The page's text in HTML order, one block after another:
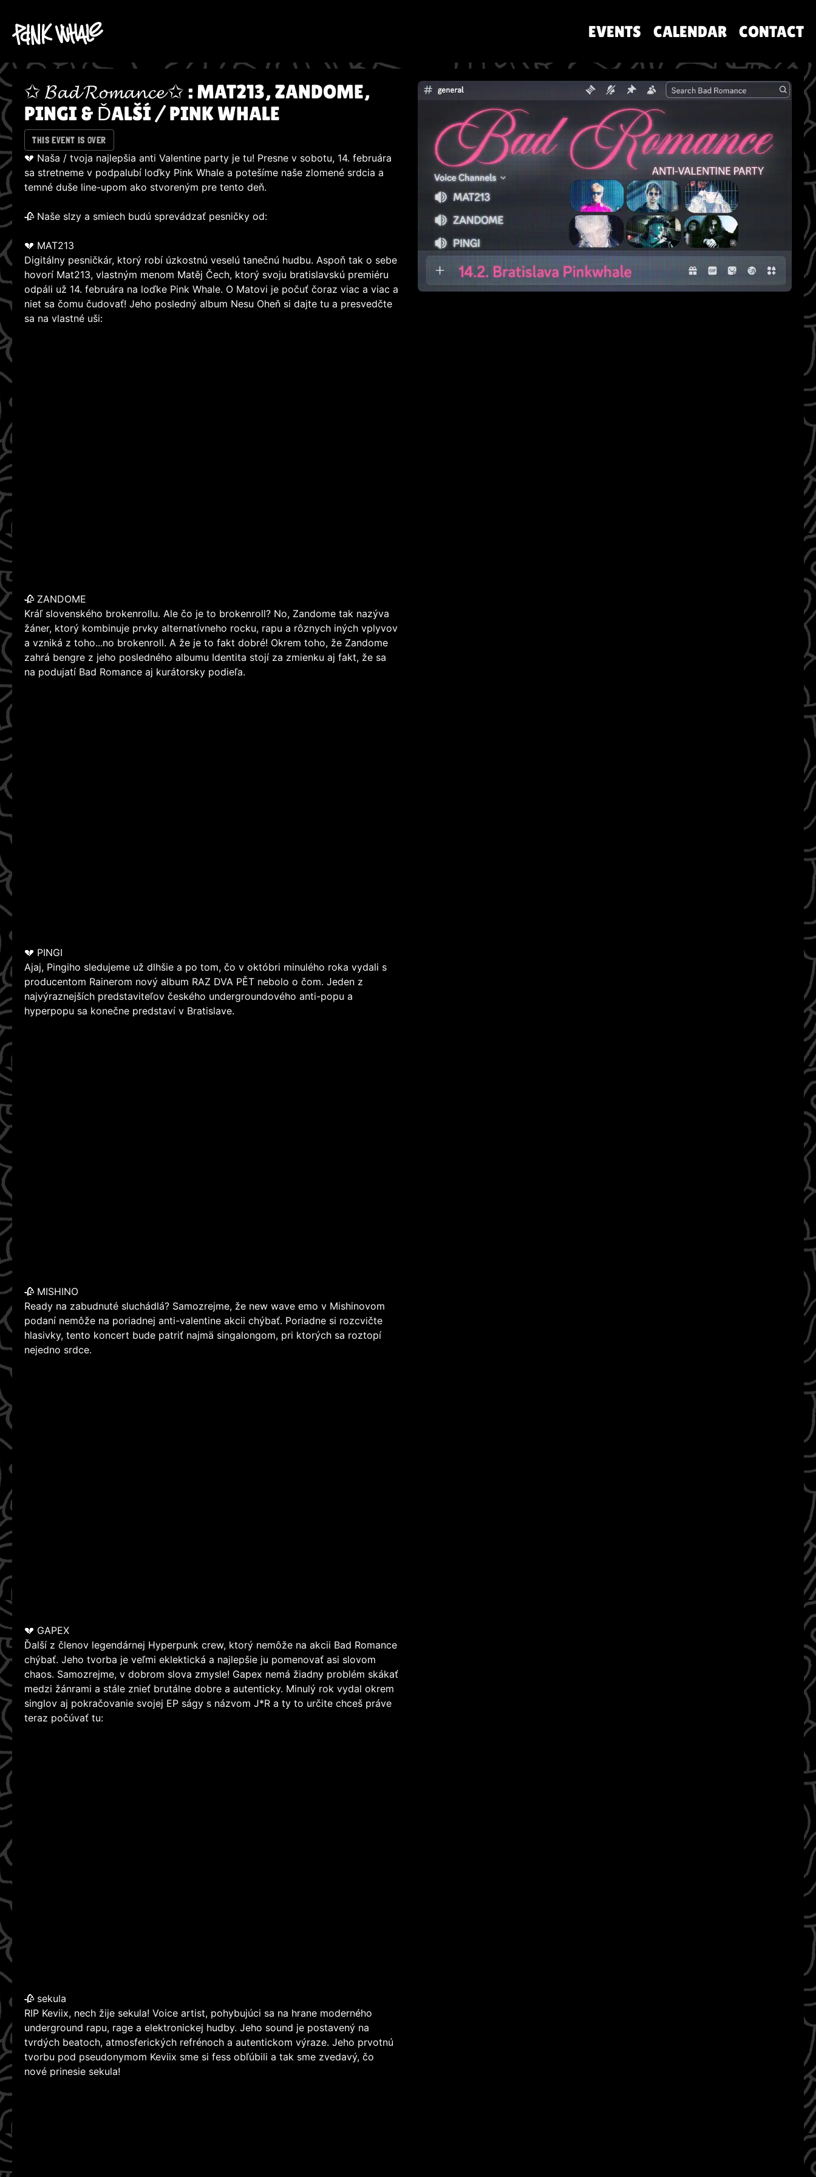
EVENTS CALENDAR CONTACT
✩ 𝓑𝓪𝓭 𝓡𝓸𝓶𝓪𝓷𝓬𝓮 ✩ : MAT213, ZANDOME,
PINGI & ĎALŠÍ / PINK WHALE
THIS EVENT IS OVER
💔 Naša / tvoja najlepšia anti Valentine party je tu! Presne v sobotu, 14. februára
sa stretneme v podpalubí loďky Pink Whale a potešíme naše zlomené srdcia a
temné duše line-upom ako stvoreným pre tento deň.
🥀 Naše slzy a smiech budú sprevádzať pesničky od:
💔 MAT213
Digitálny pesničkár, ktorý robí úzkostnú veselú tanečnú hudbu. Aspoň tak o sebe
hovorí Mat213, vlastným menom Matěj Čech, ktorý svoju bratislavskú premiéru
odpáli už 14. februára na loďke Pink Whale. O Matovi je počuť čoraz viac a viac a
niet sa čomu čudovať! Jeho posledný album Nesu Oheň si dajte tu a presvedčte
sa na vlastné uši:
🥀 ZANDOME
Kráľ slovenského brokenrollu. Ale čo je to brokenroll? No, Zandome tak nazýva
žáner, ktorý kombinuje prvky alternatívneho rocku, rapu a rôznych iných vplyvov
a vzniká z toho...no brokenroll. A že je to fakt dobré! Okrem toho, že Zandome
zahrá bengre z jeho posledného albumu Identita stojí za zmienku aj fakt, že sa
na podujatí Bad Romance aj kurátorsky podieľa.
💔 PINGI
Ajaj, Pingiho sledujeme už dlhšie a po tom, čo v októbri minulého roka vydali s
producentom Rainerom nový album RAZ DVA PĚT nebolo o čom. Jeden z
najvýraznejších predstaviteľov českého undergroundového anti-popu a
hyperpopu sa konečne predstaví v Bratislave.
🥀 MISHINO
Ready na zabudnuté sluchádlá? Samozrejme, že new wave emo v Mishinovom
podaní nemôže na poriadnej anti-valentine akcii chýbať. Poriadne si rozcvičte
hlasivky, tento koncert bude patriť najmä singalongom, pri ktorých sa roztopí
nejedno srdce.
💔 GAPEX
Ďalší z členov legendárnej Hyperpunk crew, ktorý nemôže na akcii Bad Romance
chýbať. Jeho tvorba je veľmi eklektická a najlepšie ju pomenovať asi slovom
chaos. Samozrejme, v dobrom slova zmysle! Gapex nemá žiadny problém skákať
medzi žánrami a stále znieť brutálne dobre a autenticky. Minulý rok vydal okrem
singlov aj pokračovanie svojej EP ságy s názvom J*R a ty to určite chceš práve
teraz počúvať tu:
🥀 sekula
RIP Keviix, nech žije sekula! Voice artist, pohybujúci sa na hrane moderného
underground rapu, rage a elektronickej hudby. Jeho sound je postavený na
tvrdých beatoch, atmosferických refrénoch a autentickom výraze. Jeho prvotnú
tvorbu pod pseudonymom Keviix sme si fess obľúbili a tak sme zvedavý, čo
nové prinesie sekula!